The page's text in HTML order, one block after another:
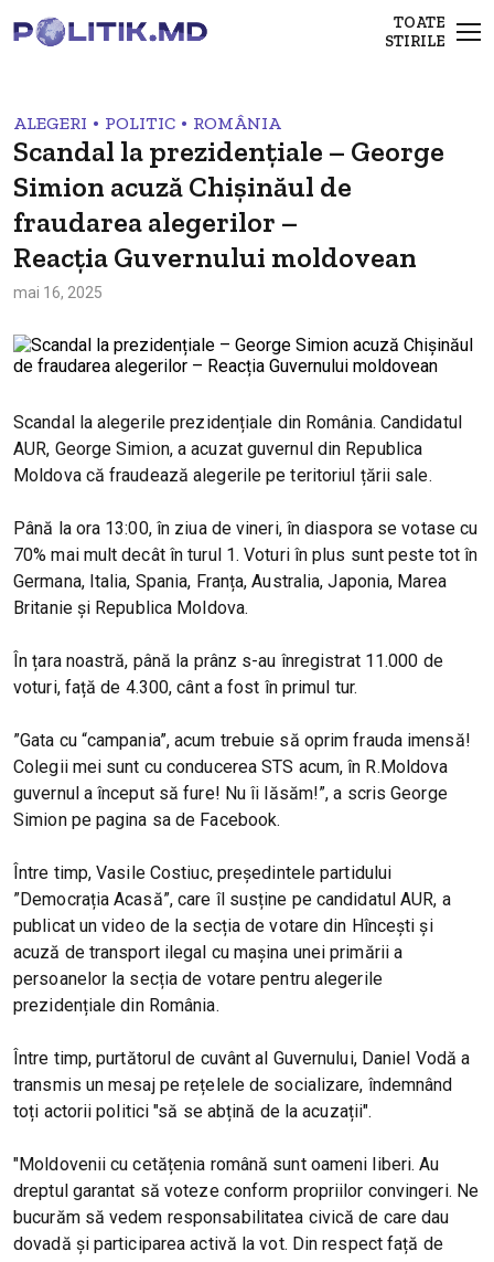
TOATE
STIRILE
ALEGERI • POLITIC • ROMÂNIA
Scandal la prezidențiale – George
Simion acuză Chișinăul de
fraudarea alegerilor –
Reacția Guvernului moldovean
mai 16, 2025
Scandal la alegerile prezidențiale din România. Candidatul
AUR, George Simion, a acuzat guvernul din Republica
Moldova că fraudează alegerile pe teritoriul țării sale.
Până la ora 13:00, în ziua de vineri, în diaspora se votase cu
70% mai mult decât în turul 1. Voturi în plus sunt peste tot în
Germana, Italia, Spania, Franța, Australia, Japonia, Marea
Britanie și Republica Moldova.
În țara noastră, până la prânz s-au înregistrat 11.000 de
voturi, față de 4.300, cânt a fost în primul tur.
”Gata cu “campania”, acum trebuie să oprim frauda imensă!
Colegii mei sunt cu conducerea STS acum, în R.Moldova
guvernul a început să fure! Nu îi lăsăm!”, a scris George
Simion pe pagina sa de Facebook.
Între timp, Vasile Costiuc, președintele partidului
”Democrația Acasă”, care îl susține pe candidatul AUR, a
publicat un video de la secția de votare din Hîncești și
acuză de transport ilegal cu mașina unei primării a
persoanelor la secția de votare pentru alegerile
prezidențiale din România.
Între timp, purtătorul de cuvânt al Guvernului, Daniel Vodă a
transmis un mesaj pe rețelele de socializare, îndemnând
toți actorii politici "să se abțină de la acuzații".
"Moldovenii cu cetățenia română sunt oameni liberi. Au
dreptul garantat să voteze conform propriilor convingeri. Ne
bucurăm să vedem responsabilitatea civică de care dau
dovadă și participarea activă la vot. Din respect față de